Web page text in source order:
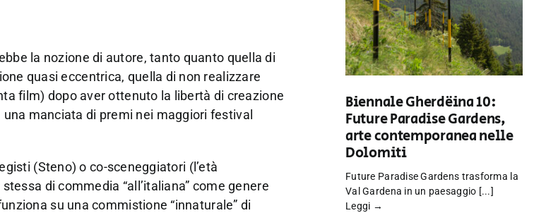
la nozione di autore, tanto quanto quella di
quasi eccentrica, quella di non realizzare
film) dopo aver ottenuto la libertà di creazione
manciata di premi nei maggiori festival
(Steno) o co-sceneggiatori (l’età
di commedia “all’italiana” come genere
su una commistione “innaturale” di
Biennale Gherdëina 10:
Future Paradise Gardens,
arte contemporanea nelle
Dolomiti
Future Paradise Gardens trasforma la
Val Gardena in un paesaggio [...]
Leggi →